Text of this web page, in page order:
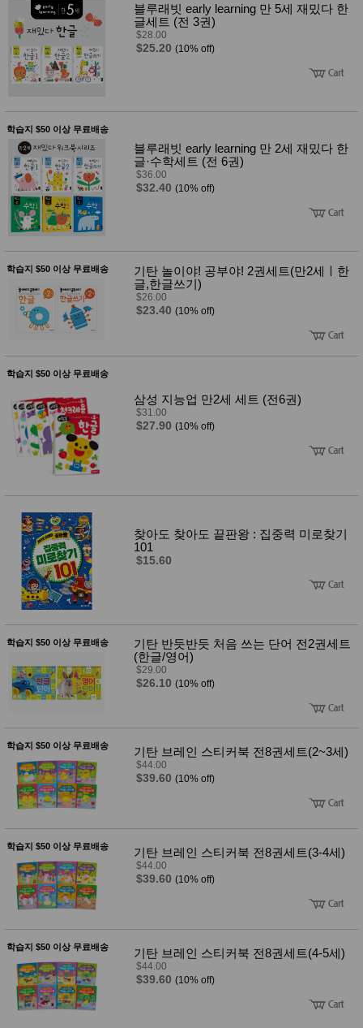
블루래빗 early learning 만 5세 재밌다 한
글세트 (전 3권)
$28.00
$25.20 (10% off)
학습지 $50 이상 무료배송
블루래빗 early learning 만 2세 재밌다 한
글·수학세트 (전 6권)
$36.00
$32.40 (10% off)
학습지 $50 이상 무료배송
기탄 놀이야! 공부야! 2권세트(만2세ㅣ한
글,한글쓰기)
$26.00
$23.40 (10% off)
학습지 $50 이상 무료배송
삼성 지능업 만2세 세트 (전6권)
$31.00
$27.90 (10% off)
찾아도 찾아도 끝판왕 : 집중력 미로찾기
101
$15.60
학습지 $50 이상 무료배송
기탄 반듯반듯 처음 쓰는 단어 전2권세트
(한글/영어)
$29.00
$26.10 (10% off)
학습지 $50 이상 무료배송 기탄 브레인 스티커북 전8권세트(2~3세)
$44.00
$39.60 (10% off)
학습지 $50 이상 무료배송 기탄 브레인 스티커북 전8권세트(3-4세)
$44.00
$39.60 (10% off)
학습지 $50 이상 무료배송 기탄 브레인 스티커북 전8권세트(4-5세)
$44.00
$39.60 (10% off)